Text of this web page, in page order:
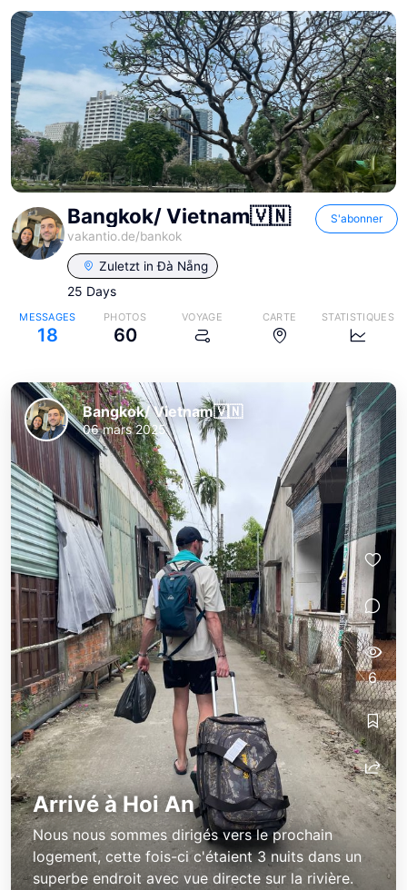
Bangkok/ Vietnam🇻🇳
vakantio.de/bankok
S'abonner
Zuletzt in Đà Nẵng
25 Days
MESSAGES
18
PHOTOS
60
VOYAGE CARTE STATISTIQUES
Arrivé à Hoi An
Nous nous sommes dirigés vers le prochain
logement, cette fois-ci c'étaient 3 nuits dans un
superbe endroit avec vue directe sur la rivière.
Bangkok/ Vietnam🇻🇳
06 mars 2025
6